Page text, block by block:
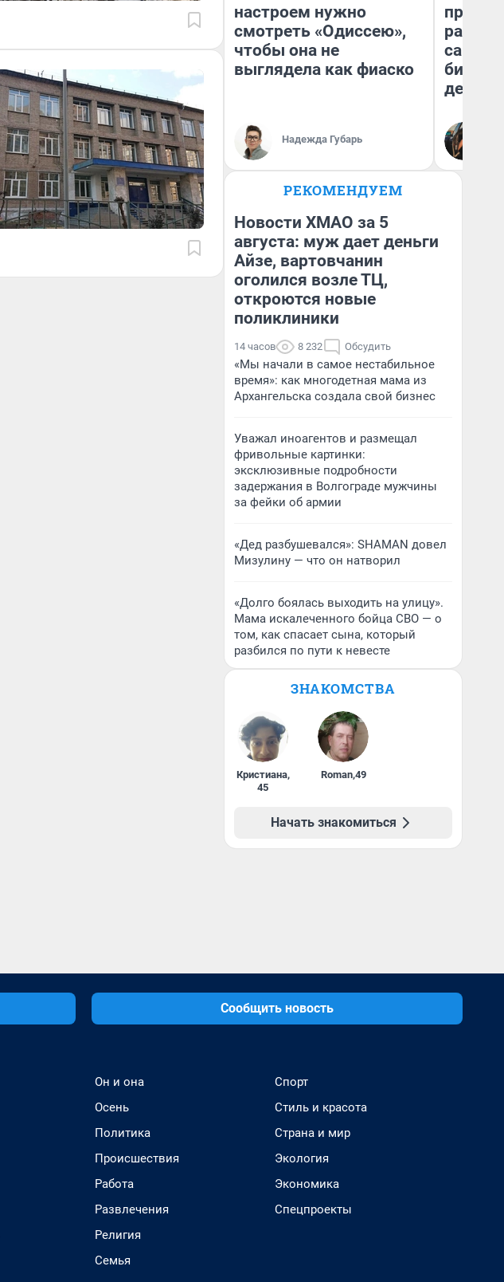
настроем нужно
смотреть «Одиссею»,
чтобы она не
выглядела как фиаско
Надежда Губарь
самом
РЕКОМЕНДУЕМ
Новости ХМАО за 5
августа: муж дает деньги
Айзе, вартовчанин
оголился возле ТЦ,
откроются новые
поликлиники
14 часов 8 232 Обсудить
«Мы начали в самое нестабильное
время»: как многодетная мама из
Архангельска создала свой бизнес
Уважал иноагентов и размещал
фривольные картинки:
эксклюзивные подробности
задержания в Волгограде мужчины
за фейки об армии
«Дед разбушевался»: SHAMAN довел
Мизулину — что он натворил
«Долго боялась выходить на улицу».
Мама искалеченного бойца СВО — о
том, как спасает сына, который
разбился по пути к невесте
ЗНАКОМСТВА
Кристиана,
45
Roman,49
Начать знакомиться
Сообщить новость
Он и она
Осень
Политика
Происшествия
Работа
Развлечения
Религия
Семья
Спорт
Стиль и красота
Страна и мир
Экология
Экономика
Спецпроекты